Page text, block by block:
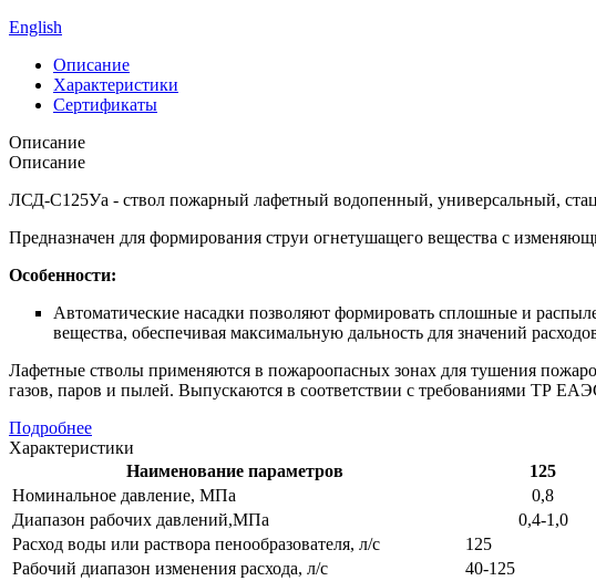
English
Описание
Характеристики
Сертификаты
Описание
Описание
ЛСД-С125Уа - ствол пожарный лафетный водопенный, универсальный,
Предназначен для формирования струи огнетушащего вещества с
Особенности:
Автоматические насадки позволяют формировать сплошные и
вещества, обеспечивая максимальную дальность для значений
Лафетные стволы применяются в пожароопасных зонах для тушения
газов, паров и пылей. Выпускаются в соответствии с требованиями ТР
Подробнее
Характеристики
Наименование параметров
125
Номинальное давление, МПа
0,8
Диапазон рабочих давлений,МПа
0,4-1,0
Расход воды или раствора пенообразователя, л/с
125
Рабочий диапазон изменения расхода, л/с
40-125